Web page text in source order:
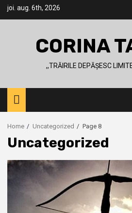
Skipjoi. aug. 6th, 2026
CORINA
,,TRĂIRILE DEPĂȘESC
Home Uncategorized Page 8
Uncategorized